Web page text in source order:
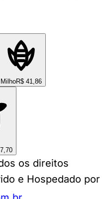
MilhoR$ 41,86
os direitos
e Hospedado por